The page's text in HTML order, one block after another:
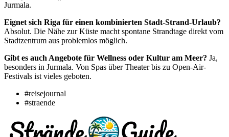
Jurmala.
Eignet sich Riga für einen kombinierten Stadt-Strand-Urlaub?
Absolut. Die Nähe zur Küste macht spontane Strandtage direkt vom
Stadtzentrum aus problemlos möglich.
Gibt es auch Angebote für Wellness oder Kultur am Meer? Ja,
besonders in Jurmala. Von Spas über Theater bis zu Open-Air-
Festivals ist vieles geboten.
#reisejournal
#straende